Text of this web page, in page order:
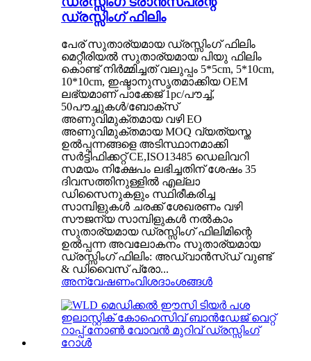
ഡ്രസ്സിംഗ് ഫിലിം
പേര് സുതാര്യമായ ഡ്രസ്സിംഗ് ഫിലിം
മെറ്റീരിയൽ സുതാര്യമായ പിയു ഫിലിം
കൊണ്ട് നിർമ്മിച്ചത് വലുപ്പം 5*5cm, 5*10cm,
10*10cm, ഇഷ്ടാനുസൃതമാക്കിയ OEM
ലഭ്യമാണ് പാക്കേജ് 1pc/പൗച്ച്,
50പൗച്ചുകൾ/ബോക്സ്
അണുവിമുക്തമായ വഴി EO
അണുവിമുക്തമായ MOQ വ്യത്യസ്ത
ഉൽപ്പന്നങ്ങളെ അടിസ്ഥാനമാക്കി
സർട്ടിഫിക്കറ്റ് CE,ISO13485 ഡെലിവറി
സമയം നിക്ഷേപം ലഭിച്ചതിന് ശേഷം 35
ദിവസത്തിനുള്ളിൽ എല്ലാ
ഡിസൈനുകളും സ്ഥിരീകരിച്ച
സാമ്പിളുകൾ ചരക്ക് ശേഖരണം വഴി
സൗജന്യ സാമ്പിളുകൾ നൽകാം
സുതാര്യമായ ഡ്രസ്സിംഗ് ഫിലിമിന്റെ
ഉൽപ്പന്ന അവലോകനം സുതാര്യമായ
ഡ്രസ്സിംഗ് ഫിലിം: അഡ്വാൻസ്ഡ് വുണ്ട്
& ഡിവൈസ് പ്രോ...
അന്വേഷണംവിശദാംശങ്ങൾ